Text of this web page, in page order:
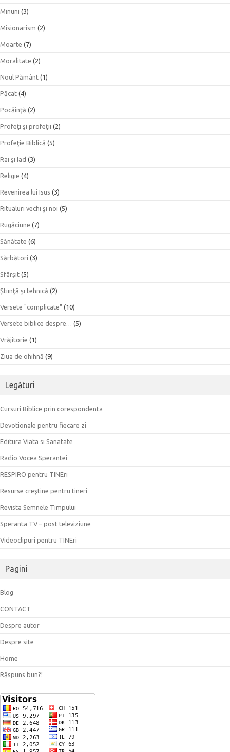
Minuni (3)
Misionarism (2)
Moarte (7)
Moralitate (2)
Noul Pământ (1)
Păcat (4)
Pocăinţă (2)
Profeţi şi profeţii (2)
Profeţie Biblică (5)
Rai şi Iad (3)
Religie (4)
Revenirea lui Isus (3)
Ritualuri vechi şi noi (5)
Rugăciune (7)
Sănătate (6)
Sărbători (3)
Sfârşit (5)
Ştiinţă şi tehnică (2)
Versete "complicate" (10)
Versete biblice despre… (5)
Vrăjitorie (1)
Ziua de ohihnă (9)
Legături
Cursuri Biblice prin corespondenta
Devotionale pentru fiecare zi
Editura Viata si Sanatate
Radio Vocea Sperantei
RESPIRO pentru TINEri
Resurse creştine pentru tineri
Revista Semnele Timpului
Speranta TV – post televiziune
Videoclipuri pentru TINEri
Pagini
Blog
CONTACT
Despre autor
Despre site
Home
Răspuns bun?!